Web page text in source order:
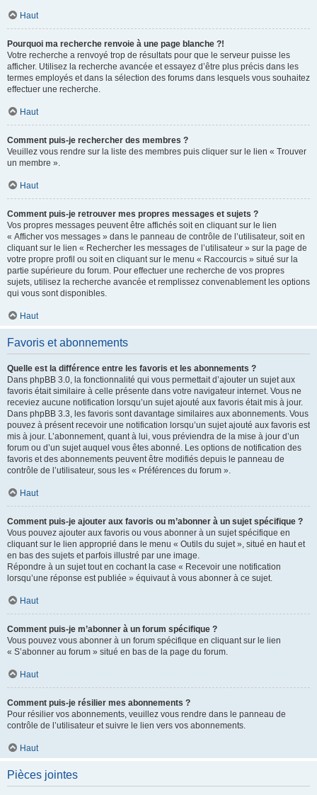
Haut
Pourquoi ma recherche renvoie à une page blanche ?!
Votre recherche a renvoyé trop de résultats pour que le serveur puisse les
afficher. Utilisez la recherche avancée et essayez d’être plus précis dans les
termes employés et dans la sélection des forums dans lesquels vous souhaitez
effectuer une recherche.
Haut
Comment puis-je rechercher des membres ?
Veuillez vous rendre sur la liste des membres puis cliquer sur le lien « Trouver
un membre ».
Haut
Comment puis-je retrouver mes propres messages et sujets ?
Vos propres messages peuvent être affichés soit en cliquant sur le lien
« Afficher vos messages » dans le panneau de contrôle de l’utilisateur, soit en
cliquant sur le lien « Rechercher les messages de l’utilisateur » sur la page de
votre propre profil ou soit en cliquant sur le menu « Raccourcis » situé sur la
partie supérieure du forum. Pour effectuer une recherche de vos propres
sujets, utilisez la recherche avancée et remplissez convenablement les options
qui vous sont disponibles.
Haut
Favoris et abonnements
Quelle est la différence entre les favoris et les abonnements ?
Dans phpBB 3.0, la fonctionnalité qui vous permettait d’ajouter un sujet aux
favoris était similaire à celle présente dans votre navigateur internet. Vous ne
receviez aucune notification lorsqu’un sujet ajouté aux favoris était mis à jour.
Dans phpBB 3.3, les favoris sont davantage similaires aux abonnements. Vous
pouvez à présent recevoir une notification lorsqu’un sujet ajouté aux favoris est
mis à jour. L’abonnement, quant à lui, vous préviendra de la mise à jour d’un
forum ou d’un sujet auquel vous êtes abonné. Les options de notification des
favoris et des abonnements peuvent être modifiés depuis le panneau de
contrôle de l’utilisateur, sous les « Préférences du forum ».
Haut
Comment puis-je ajouter aux favoris ou m’abonner à un sujet spécifique ?
Vous pouvez ajouter aux favoris ou vous abonner à un sujet spécifique en
cliquant sur le lien approprié dans le menu « Outils du sujet », situé en haut et
en bas des sujets et parfois illustré par une image.
Répondre à un sujet tout en cochant la case « Recevoir une notification
lorsqu’une réponse est publiée » équivaut à vous abonner à ce sujet.
Haut
Comment puis-je m’abonner à un forum spécifique ?
Vous pouvez vous abonner à un forum spécifique en cliquant sur le lien
« S’abonner au forum » situé en bas de la page du forum.
Haut
Comment puis-je résilier mes abonnements ?
Pour résilier vos abonnements, veuillez vous rendre dans le panneau de
contrôle de l’utilisateur et suivre le lien vers vos abonnements.
Haut
Pièces jointes